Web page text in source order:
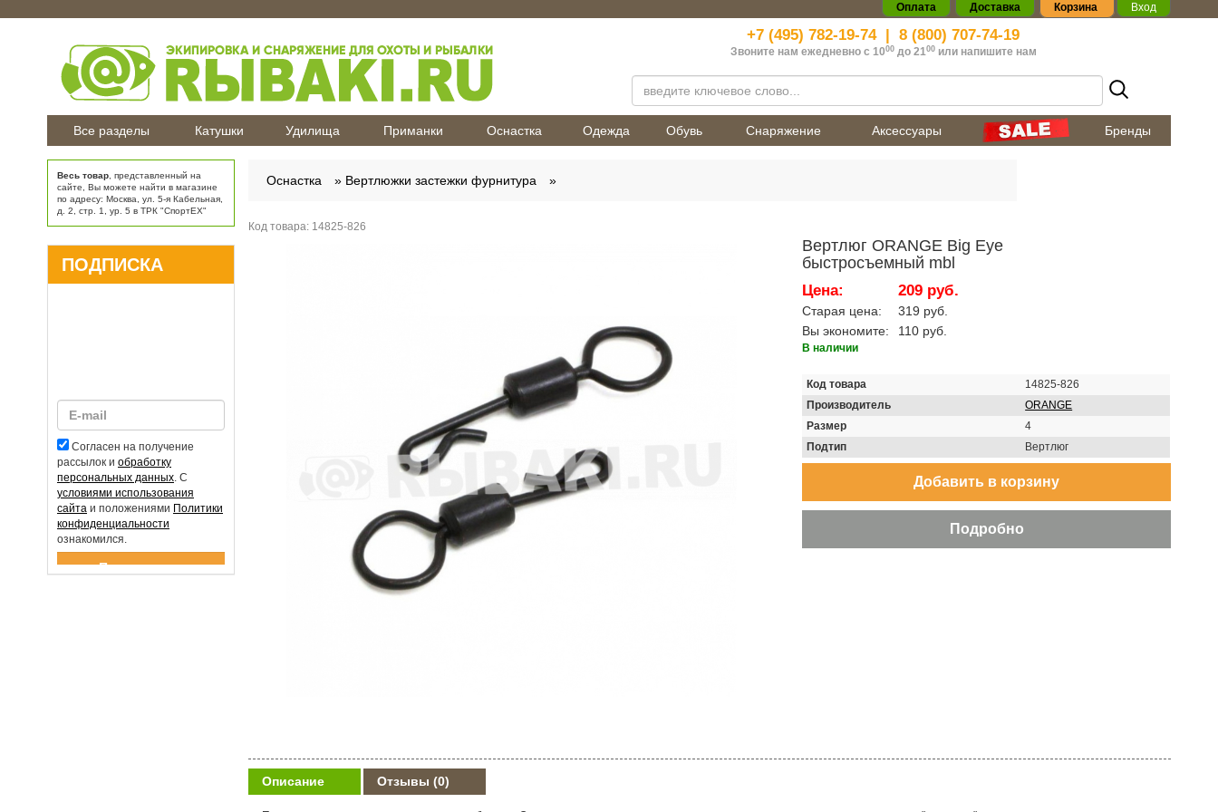
Оплата Доставка Корзина Вход
+7 (495) 782-19-74| 8 (800) 707-74-19
Звоните нам ежедневно с 1000до 2100 или напишите нам
Все разделы Катушки Удилища Приманки Оснастка Одежда Обувь Снаряжение Аксессуары Бренды
Оснастка Вертлюжки застежки фурнитура
Код товара: 14825-826
Вертлюг ORANGE Big Eye
быстросъемный mbl
Цена: 209 руб.
Старая цена:
319 руб.
Вы экономите:
110 руб.
В наличии
Код товара
14825-826
Производитель
ORANGE
Размер
4
Подтип
Вертлюг
Описание Отзывы (0)
Весь товар , представленный на
сайте, Вы можете найти в магазине
по адресу: Москва, ул. 5-я Кабельная,
д. 2, стр. 1, ур. 5 в ТРК "СпортЕХ"
ПОДПИСКА
Согласен на получение
рассылок и обработку
персональных данных. С
условиями использования
сайта и положениями Политики
конфиденциальности
ознакомился.